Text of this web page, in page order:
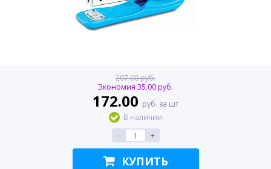
207.00 руб.
Экономия 35.00 руб.
172.00 руб. за шт
В наличии
-
+
КУПИТЬ